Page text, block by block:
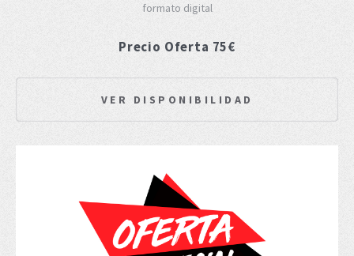
formato digital
Precio Oferta 75€
VER DISPONIBILIDAD